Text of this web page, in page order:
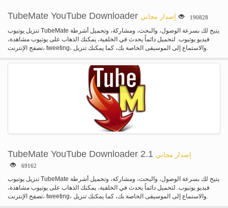
TubeMate YouTube Downloader إصدار مجاني 190828
تنزيل يوتيوب TubeMate يتيح لك بسرعة الوصول، والبحث، ومشاركة، وتحميل أشرطة
فيديو يوتيوب. لتحميل دائماً يحدث في الخلفية، يمكنك الذهاب على يوتيوب مشاهدة،
تصفح الإنترنت، tweeting، والاستماع إلى الموسيقى الخاصة بك، كما يمكنك تنزيل.
TubeMate YouTube Downloader 2.1 إصدار مجاني
69162
تنزيل يوتيوب TubeMate يتيح لك بسرعة الوصول، والبحث، ومشاركة، وتحميل أشرطة
فيديو يوتيوب. لتحميل دائماً يحدث في الخلفية، يمكنك الذهاب على يوتيوب مشاهدة،
تصفح الإنترنت، tweeting، والاستماع إلى الموسيقى الخاصة بك، كما يمكنك تنزيل.